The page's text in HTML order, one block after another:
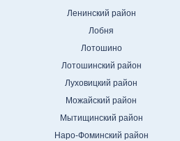
Ленинский район
Лобня
Лотошино
Лотошинский район
Луховицкий район
Можайский район
Мытищинский район
Наро-Фоминский район